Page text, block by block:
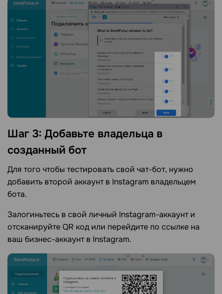
Шаг 3: Добавьте владельца в
созданный бот
Для того чтобы тестировать свой чат-бот, нужно
добавить второй аккаунт в Instagram владельцем
бота.
Залогиньтесь в свой личный Instagram-аккаунт и
отсканируйте QR код или перейдите по ссылке на
ваш бизнес-аккаунт в Instagram.